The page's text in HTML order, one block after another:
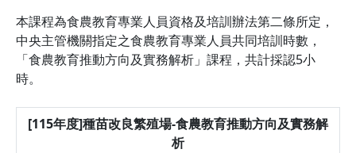
本課程為食農教育專業人員資格及培訓辦法第二條所定，
中央主管機關指定之食農教育專業人員共同培訓時數，
「食農教育推動方向及實務解析」課程，共計採認5小
時。
[115年度]種苗改良繁殖場-食農教育推動方向及實務解
析